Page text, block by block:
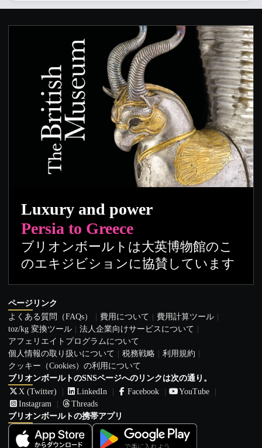
Luxury and power
Persia to Greece
ブリオンボールトは大英博物館のこ
のエキジビションに協賛しています
ページリンク
よくある質問（FAQs）
費用について
費用計算ツール
toz/kg 変換ツール
法人企業向けサービスについて
アフェリエイトプログラムについて
個人情報の取り扱いについて
税務戦略
利用規約
クッキー（Cookies）の利用について
ブリオンボールトのSNSページへのリンクは次の通り。
X (Twitter)
LinkedIn Facebook
YouTube
Instagram
Threads
ブリオンボールトの携帯アプリ